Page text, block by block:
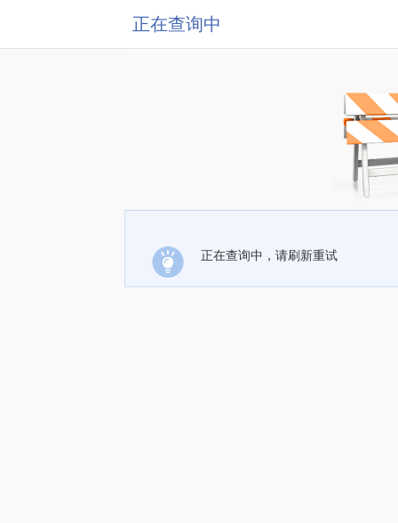
正在查询中
正在查询中，请刷新重试